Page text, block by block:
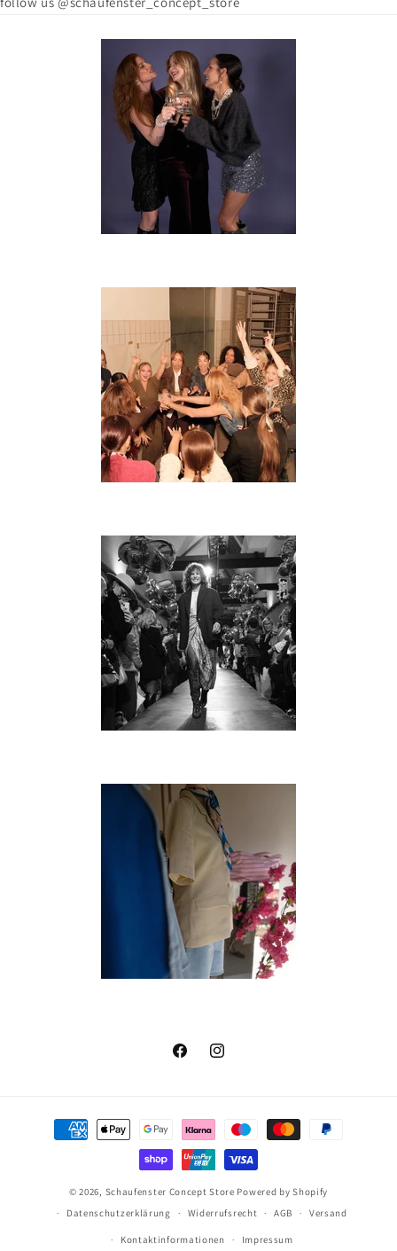
FacebookInstagram
Zahlungsmethoden
© 2026, Schaufenster Concept Store Powered by Shopify
Datenschutzerklärung
Widerrufsrecht AGB Versand
Kontaktinformationen Impressum